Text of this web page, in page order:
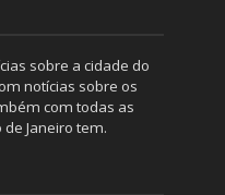
sobre a cidade do
notícias sobre os
com todas as
Janeiro tem.